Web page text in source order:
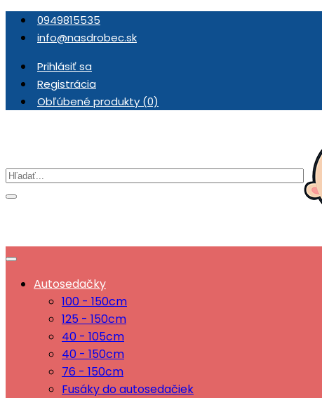
0949815535
info@nasdrobec.sk
Prihlásiť sa
Registrácia
Obľúbené produkty (0)
Autosedačky
100 - 150cm
125 - 150cm
40 - 105cm
40 - 150cm
76 - 150cm
Fusáky do autosedačiek